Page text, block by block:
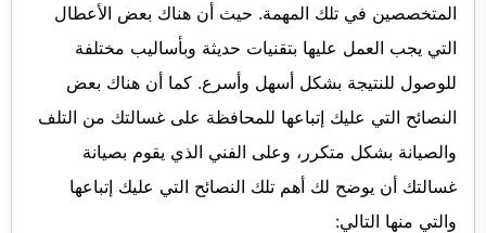
المتخصصين في تلك المهمة. حيث أن هناك بعض الأعطال
التي يجب العمل عليها بتقنيات حديثة وبأساليب مختلفة
للوصول للنتيجة بشكل أسهل وأسرع. كما أن هناك بعض
النصائح التي عليك إتباعها للمحافظة على غسالتك من التلف
والصيانة بشكل متكرر، وعلى الفني الذي يقوم بصيانة
غسالتك أن يوضح لك أهم تلك النصائح التي عليك إتباعها
والتي منها التالي: